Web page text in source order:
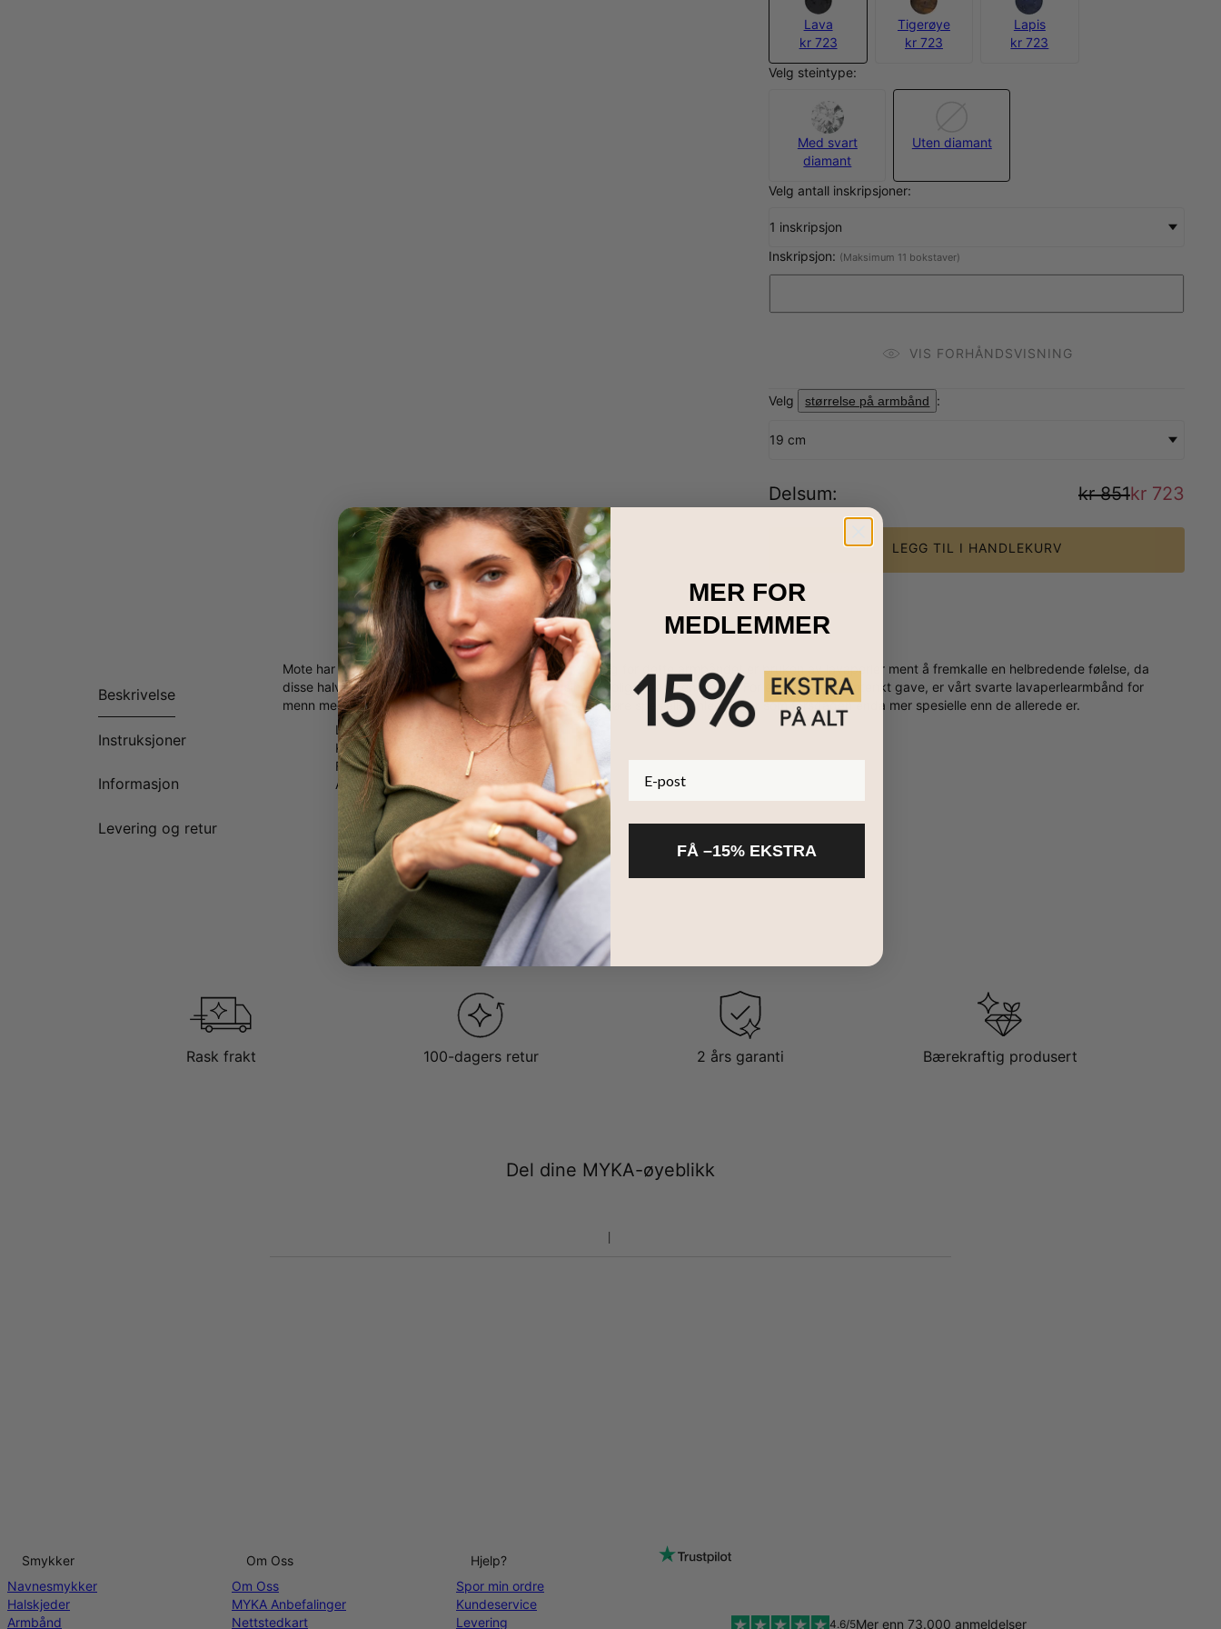
Lava
kr 723
Tigerøye
kr 723
Lapis
kr 723
Velg steintype:
Med svart
diamant
Uten diamant
Velg antall inskripsjoner:
1 inskripsjon
Inskripsjon: (Maksimum 11 bokstaver)
VIS FORHÅNDSVISNING
Velg størrelse på armbånd :
19 cm
Delsum: kr 851kr 723
LEGG TIL I HANDLEKURV
Beskrivelse
Instruksjoner
Informasjon
Levering og retur
Mote har alltid vært med på å uttrykke tanker og tro. Og for dette armbåndet er bruken av lavaperler ment å fremkalle en helbredende følelse, da
disse halvedle perlene bidrar til å jorde en med sine beroligende egenskaper. For en mer gjennomtenkt gave, er vårt svarte lavaperlearmbånd for
menn med aksenter av rustfritt stål et godt valg for å gjøre spesielle anledninger som farsdagen enda mer spesielle enn de allerede er.
Laget i rustfritt stål og halvedelperler
Kan tilpasses med opptil 4 navn
Fås i 2 lengder
Alle bokstaver er store
Rask frakt 100-dagers retur 2 års garanti Bærekraftig produsert
Del dine MYKA-øyeblikk
Smykker
Navnesmykker
Halskjeder
Armbånd
Om Oss
Om Oss
MYKA Anbefalinger
Nettstedkart
Hjelp?
Spor min ordre
Kundeservice
Levering
4.6/5Mer enn 73.000 anmeldelser
MER FOR
MEDLEMMER
FÅ –15% EKSTRA